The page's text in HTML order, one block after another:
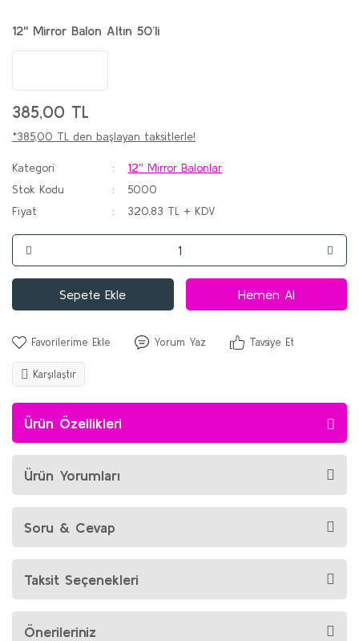
12'' Mirror Balon Altın 50’li
385,00 TL
*385,00 TL den başlayan taksitlerle!
Kategori
12'' Mirror Balonlar
Stok Kodu
5000
Fiyat
320,83 TL + KDV
Sepete Ekle Hemen Al
Yorum Yaz Tavsiye Et
Karşılaştır
Ürün Özellikleri
Ürün Yorumları
Soru & Cevap
Taksit Seçenekleri
Önerileriniz